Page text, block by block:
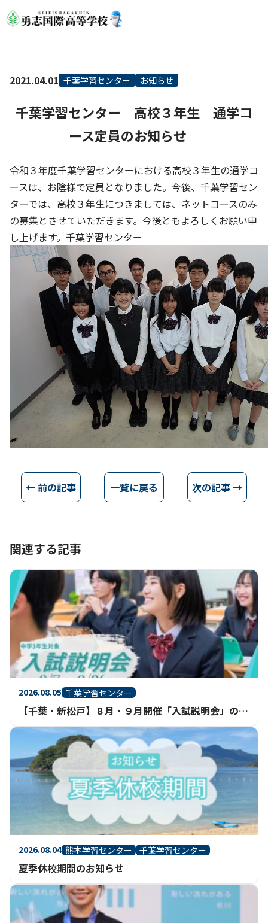
2021.04.01 千葉学習センター お知らせ
千葉学習センター 高校３年生 通学コ
ース定員のお知らせ
令和３年度千葉学習センターにおける高校３年生の通学コ
ースは、お陰様で定員となりました。今後、千葉学習セン
ターでは、高校３年生につきましては、ネットコースのみ
の募集とさせていただきます。今後ともよろしくお願い申
し上げます。千葉学習センター
← 前の記事 一覧に戻る 次の記事 →
関連する記事
2026.08.05 千葉学習センター
【千葉・新松戸】８月・９月開催「入試説明会」のご案内
2026.08.04 熊本学習センター 千葉学習センター
夏季休校期間のお知らせ